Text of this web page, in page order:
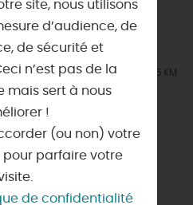
Brosse
À 4.5 KM
site, nous utilisons
d’audience, de
de sécurité et
n’est pas de la
mais sert à nous
!
(ou non) votre
parfaire votre
de confidentialité